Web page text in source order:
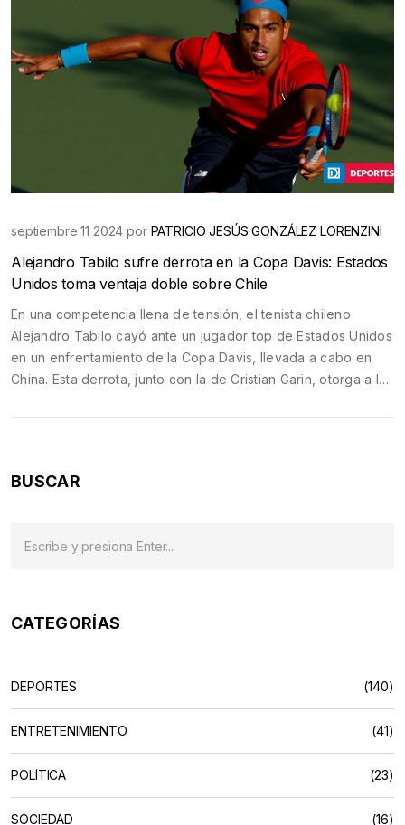
septiembre 11 2024 por PATRICIO JESÚS GONZÁLEZ LORENZINI
Alejandro Tabilo sufre derrota en la Copa Davis: Estados
Unidos toma ventaja doble sobre Chile
En una competencia llena de tensión, el tenista chileno
Alejandro Tabilo cayó ante un jugador top de Estados Unidos
en un enfrentamiento de la Copa Davis, llevada a cabo en
China. Esta derrota, junto con la de Cristian Garin, otorga a los
chilena en una situación difícil de cara a los próximos
BUSCAR
CATEGORÍAS
DEPORTES (140)
ENTRETENIMIENTO (41)
POLÍTICA (23)
SOCIEDAD (16)